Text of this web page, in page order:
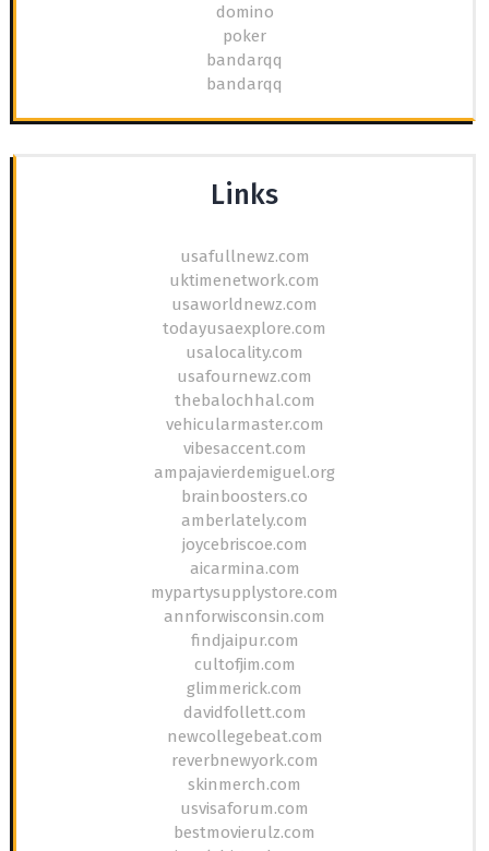
domino
poker
bandarqq
bandarqq
Links
usafullnewz.com
uktimenetwork.com
usaworldnewz.com
todayusaexplore.com
usalocality.com
usafournewz.com
thebalochhal.com
vehicularmaster.com
vibesaccent.com
ampajavierdemiguel.org
brainboosters.co
amberlately.com
joycebriscoe.com
aicarmina.com
mypartysupplystore.com
annforwisconsin.com
findjaipur.com
cultofjim.com
glimmerick.com
davidfollett.com
newcollegebeat.com
reverbnewyork.com
skinmerch.com
usvisaforum.com
bestmovierulz.com